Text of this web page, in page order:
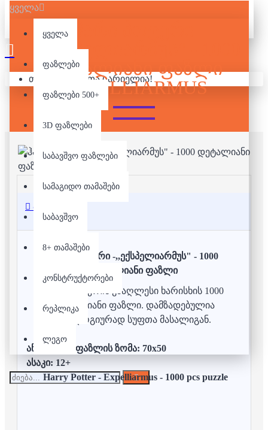
ყველა
ყველა
ფაზლები
ფაზლები 500+
3D ფაზლები
საბავშვო ფაზლები
სამაგიდო თამაშები
საბავშვო
8+ თამაშები
კონსტრუქტორები
რეპლიკა
ლეგო
თქვენი კალათა ცარიელია!
-,,ᲔᲥᲡᲞᲔᲚᲘᲐᲠᲛᲣᲡ" - 1000
ᲓᲔᲢᲐᲚᲘᲐᲜᲘ ᲤᲐᲖᲚᲘ
EXPELLIARMUS
აღწერა
ჰარი პოტერი -,,ექსპელიარმუს" - 1000
დეტალიანი ფაზლი
ჰარი პოტერის უმაღლესი ხარისხის 1000
დეტალიანი ფაზლი. დამზადებულია
ეკოლოგიურად სუფთა მასალიგან.
აწყობილი ფაზლის ზომა: 70x50
ასაკი: 12+
Harry Potter - Expelliarmus - 1000 pcs puzzle